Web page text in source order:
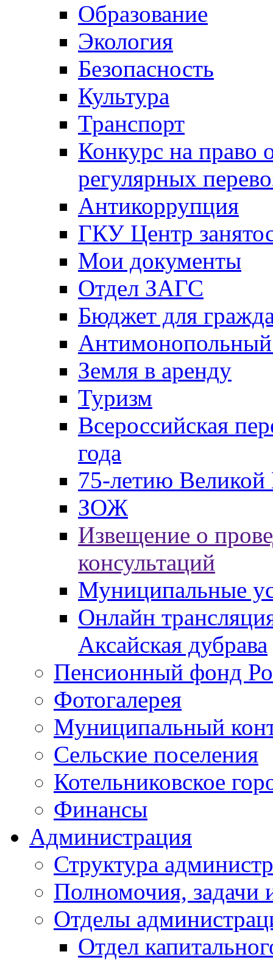
Образование
Экология
Безопасность
Культура
Транспорт
Конкурс на право
регулярных
Антикоррупция
ГКУ Центр
Мои документы
Отдел ЗАГС
Бюджет для
Антимонопольный
Земля в аренду
Туризм
Всероссийская
года
75-летию
ЗОЖ
Извещение о
консультаций
Муниципальные
Онлайн
Аксайская дубрава
Пенсионный фонд
Фотогалерея
Муниципальный
Сельские поселения
Котельниковское
Финансы
Администрация
Структура
Полномочия, задачи
Отделы
Отдел